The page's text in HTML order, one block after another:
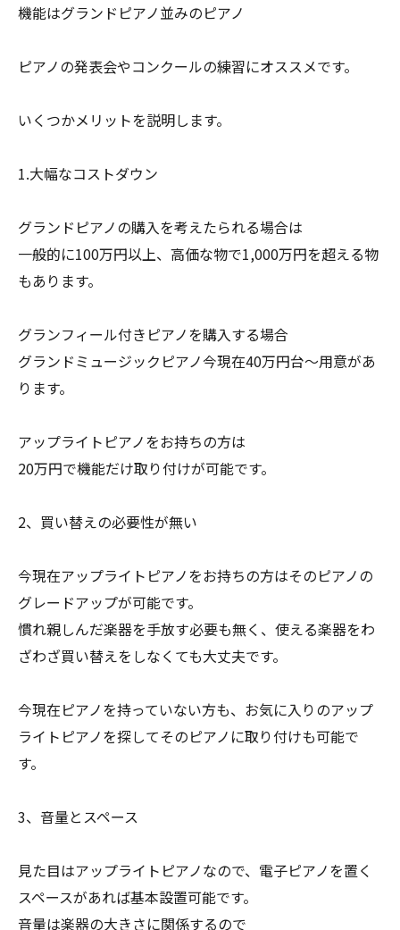
機能はグランドピアノ並みのピアノ
ピアノの発表会やコンクールの練習にオススメです。
いくつかメリットを説明します。
1.大幅なコストダウン
グランドピアノの購入を考えたられる場合は
一般的に100万円以上、高価な物で1,000万円を超える物
もあります。
グランフィール付きピアノを購入する場合
グランドミュージックピアノ今現在40万円台〜用意があ
ります。
アップライトピアノをお持ちの方は
20万円で機能だけ取り付けが可能です。
2、買い替えの必要性が無い
今現在アップライトピアノをお持ちの方はそのピアノの
グレードアップが可能です。
慣れ親しんだ楽器を手放す必要も無く、使える楽器をわ
ざわざ買い替えをしなくても大丈夫です。
今現在ピアノを持っていない方も、お気に入りのアップ
ライトピアノを探してそのピアノに取り付けも可能で
す。
3、音量とスペース
見た目はアップライトピアノなので、電子ピアノを置く
スペースがあれば基本設置可能です。
音量は楽器の大きさに関係するので